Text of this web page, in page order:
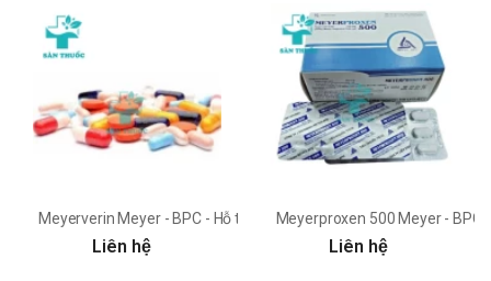
Meyerverin Meyer - BPC - Hỗ trợ điều trị Tiểu đường type 2
Liên hệ
Meyerproxen 500 Meyer - BPC
Liên hệ